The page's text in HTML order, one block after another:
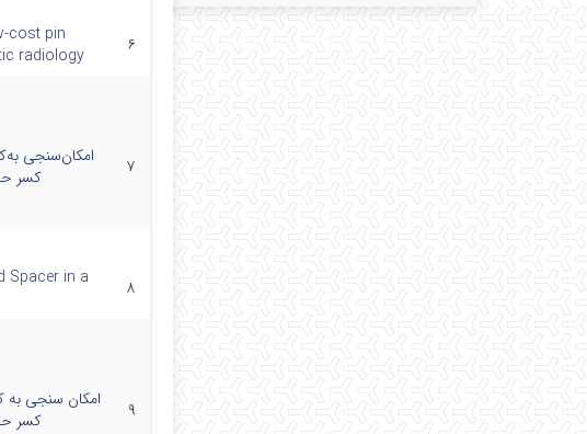
۶
cost pin
radiology
۷
امکان‌سنجی
کسر
۸
Spacer in a
۹
امکان سنجی به
کسر